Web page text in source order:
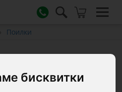
бисквитки
Поилки
с
литра